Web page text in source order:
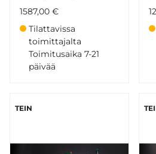
1587,00 €
Tilattavissa
toimittajalta
Toimitusaika 7-21
päivää
TEIN